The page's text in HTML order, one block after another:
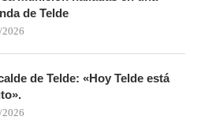
de Telde
de Telde: «Hoy Telde está